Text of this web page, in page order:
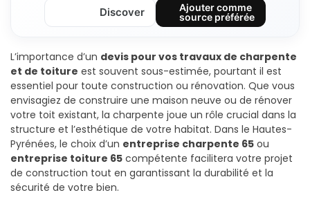
Discover
Ajouter comme
source préférée
L’importance d’un devis pour vos travaux de charpente
et de toiture est souvent sous-estimée, pourtant il est
essentiel pour toute construction ou rénovation. Que vous
envisagiez de construire une maison neuve ou de rénover
votre toit existant, la charpente joue un rôle crucial dans la
structure et l’esthétique de votre habitat. Dans le Hautes-
Pyrénées, le choix d’un entreprise charpente 65 ou
entreprise toiture 65 compétente facilitera votre projet
de construction tout en garantissant la durabilité et la
sécurité de votre bien.